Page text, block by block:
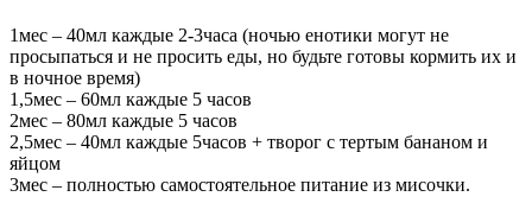
1мес – 40мл каждые 2-3часа (ночью енотики могут не
просыпаться и не просить еды, но будьте готовы кормить их и
в ночное время)
1,5мес – 60мл каждые 5 часов
2мес – 80мл каждые 5 часов
2,5мес – 40мл каждые 5часов + творог с тертым бананом и
яйцом
3мес – полностью самостоятельное питание из мисочки.